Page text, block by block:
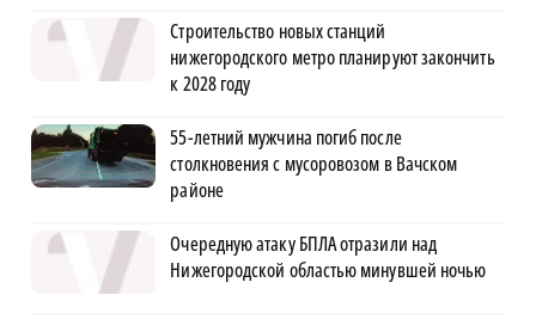
Строительство новых станций
нижегородского метро планируют закончить
к 2028 году
55-летний мужчина погиб после
столкновения с мусоровозом в Вачском
районе
Очередную атаку БПЛА отразили над
Нижегородской областью минувшей ночью